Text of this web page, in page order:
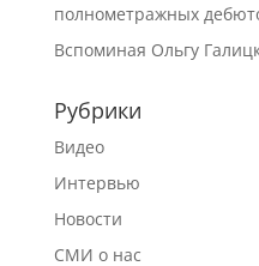
полнометражных
Вспоминая Ольгу
Рубрики
Видео
Интервью
Новости
СМИ о нас